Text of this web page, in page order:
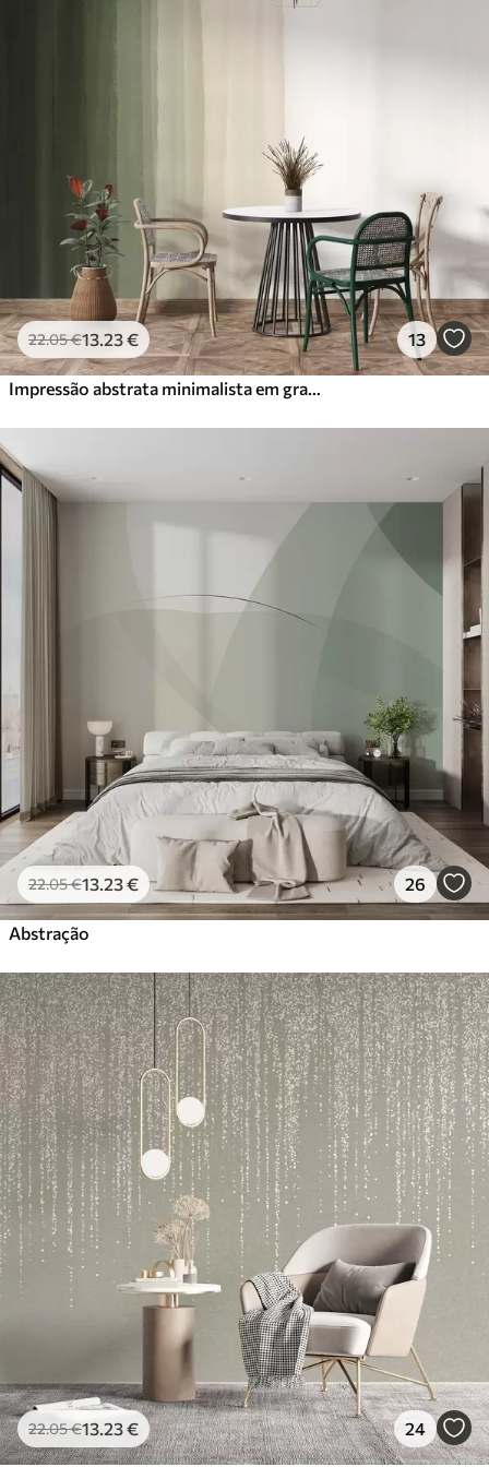
Vinil Premium
.0039.00€/m²
Peel and Stick
81.6749.00€/m²
22.05€13 .23€ 13
22.05€13 .23€ 26
Abstração
22.05€13 .23€ 24